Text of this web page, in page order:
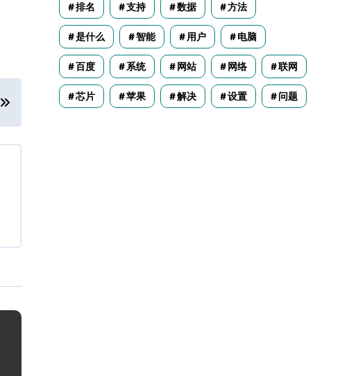
排名 支持 数据 方法
是什么 智能 用户 电脑
百度 系统 网站 网络 联网
芯片 苹果 解决 设置 问题